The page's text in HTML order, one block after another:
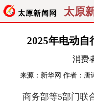
太原
首页 聚焦
关注
2025年电动自
消费
来源： 新华网 作者：唐
商务部等5部门联合